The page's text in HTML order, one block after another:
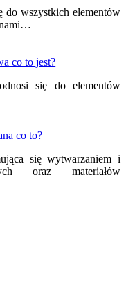
do wszystkich elementów
co to jest?
się do elementów
co to?
się wytwarzaniem i
oraz materiałów